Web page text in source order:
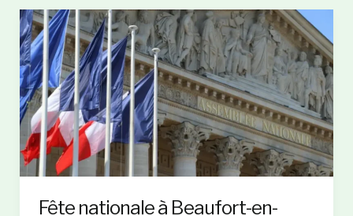
de
l’école
du
Château
:
Une
victoire
pour
la
communauté
Fête nationale à Beaufort-en-